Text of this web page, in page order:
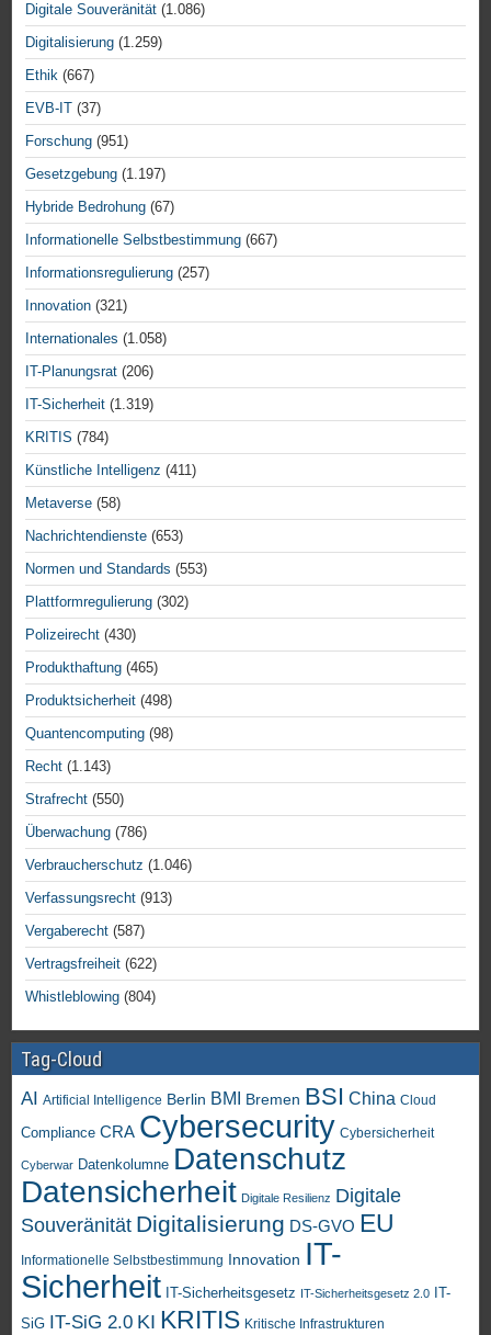
Digitale Souveränität (1.086)
Digitalisierung (1.259)
Ethik (667)
EVB-IT (37)
Forschung (951)
Gesetzgebung (1.197)
Hybride Bedrohung (67)
Informationelle Selbstbestimmung (667)
Informationsregulierung (257)
Innovation (321)
Internationales (1.058)
IT-Planungsrat (206)
IT-Sicherheit (1.319)
KRITIS (784)
Künstliche Intelligenz (411)
Metaverse (58)
Nachrichtendienste (653)
Normen und Standards (553)
Plattformregulierung (302)
Polizeirecht (430)
Produkthaftung (465)
Produktsicherheit (498)
Quantencomputing (98)
Recht (1.143)
Strafrecht (550)
Überwachung (786)
Verbraucherschutz (1.046)
Verfassungsrecht (913)
Vergaberecht (587)
Vertragsfreiheit (622)
Whistleblowing (804)
Tag-Cloud
AI Artificial Intelligence Berlin BMI Bremen BSI China Cloud
Compliance CRA Cybersecurity Cybersicherheit
Cyberwar Datenkolumne Datenschutz
Datensicherheit Digitale Resilienz Digitale
Souveränität Digitalisierung DS-GVO EU
Informationelle Selbstbestimmung Innovation IT-
Sicherheit IT-Sicherheitsgesetz IT-Sicherheitsgesetz 2.0
IT-
SiG IT-SiG 2.0 KI KRITIS Kritische Infrastrukturen